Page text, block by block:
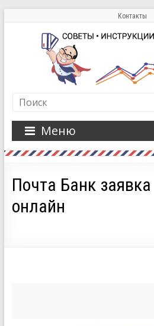
Контакты
Меню
Почта Банк
онлайн